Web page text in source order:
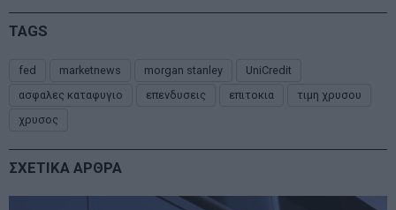
TAGS
fed marketnews morgan stanley
UniCredit
ασφαλες καταφυγιο
επενδυσεις επιτοκια
τιμη χρυσου
χρυσος
ΣΧΕΤΙΚΑ ΑΡΘΡΑ